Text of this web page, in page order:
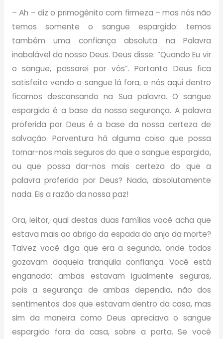
– Ah – diz o primogênito com firmeza – mas nós não
temos somente o sangue espargido: temos
também uma confiança absoluta na Palavra
inabalável do nosso Deus. Deus disse: “Quando Eu vir
o sangue, passarei por vós”. Portanto Deus fica
satisfeito vendo o sangue lá fora, e nós aqui dentro
ficamos descansando na Sua palavra. O sangue
espargido é a base da nossa segurança. A palavra
proferida por Deus é a base da nossa certeza de
salvação. Porventura há alguma coisa que possa
tornar-nos mais seguros do que o sangue espargido,
ou que possa dar-nos mais certeza do que a
palavra proferida por Deus? Nada, absolutamente
nada. Eis a razão da nossa paz!
Ora, leitor, qual destas duas famílias você acha que
estava mais ao abrigo da espada do anjo da morte?
Talvez você diga que era a segunda, onde todos
gozavam daquela tranqüila confiança. Você está
enganado: ambas estavam igualmente seguras,
pois a segurança de ambas dependia, não dos
sentimentos dos que estavam dentro da casa, mas
sim da maneira como Deus apreciava o sangue
espargido fora da casa, sobre a porta. Se você